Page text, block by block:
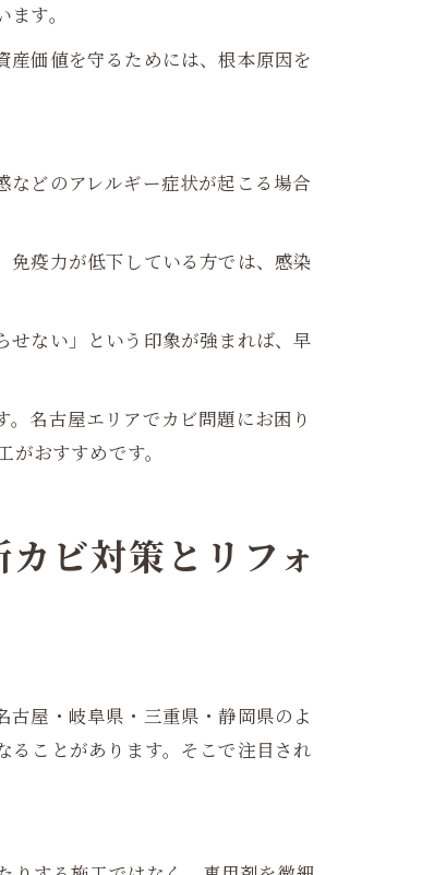
す。
価値を守るためには、根本原因を
どのアレルギー症状が起こる場合
免疫力が低下している方では、感染
せない」という印象が強まれば、早
名古屋エリアでカビ問題にお困り
おすすめです。
ビ対策とリフォ
屋・岐阜県・三重県・静岡県のよ
ることがあります。そこで注目され